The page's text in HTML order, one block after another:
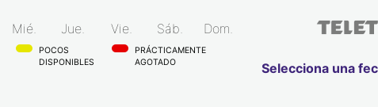
Mié. Jue. Vie. Sáb. Dom.
POCOS
DISPONIBLES
PRÁCTICAMENTE
AGOTADO
Selecciona una